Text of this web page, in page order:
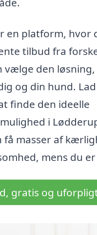
en platform, hvor
tilbud fra
vælge den
og din hund.
finde den ideelle
i
få masser af
mens du
gratis og